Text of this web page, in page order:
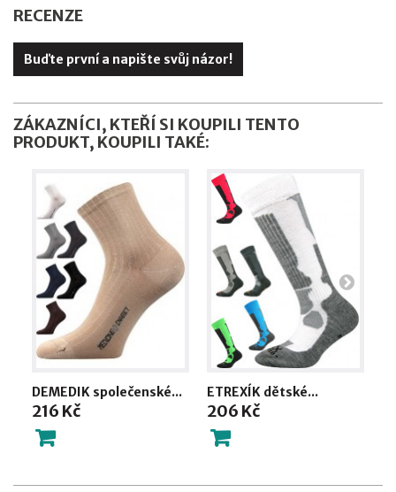
RECENZE
Buďte první a napište svůj názor!
ZÁKAZNÍCI, KTEŘÍ SI KOUPILI TENTO
PRODUKT, KOUPILI TAKÉ:
DEMEDIK společenské...
216 Kč
ETREXÍK dětské...
206 Kč